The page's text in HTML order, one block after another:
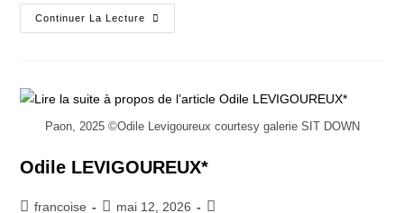
Continuer La Lecture
Paon, 2025 ©Odile Levigoureux courtesy galerie SIT DOWN
Odile LEVIGOUREUX*
francoise mai 12, 2026